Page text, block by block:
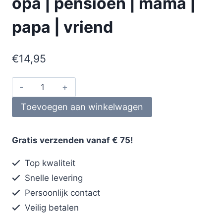
papa | vriend
€14,95
Toevoegen aan winkelwagen
Gratis verzenden vanaf € 75!
Top kwaliteit
Snelle levering
Persoonlijk contact
Veilig betalen